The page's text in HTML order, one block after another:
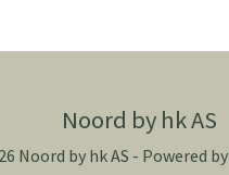
Noord by hk AS
Noord by hk AS - Powered by